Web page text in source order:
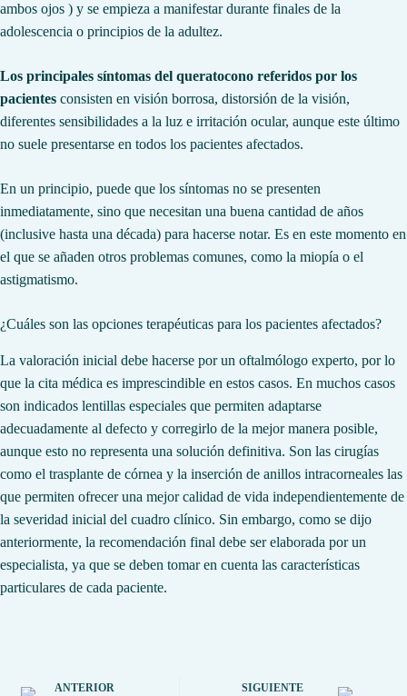
ambos ojos ) y se empieza a manifestar durante finales de la
adolescencia o principios de la adultez.
Los principales síntomas del queratocono referidos por los
pacientes consisten en visión borrosa, distorsión de la visión,
diferentes sensibilidades a la luz e irritación ocular, aunque este último
no suele presentarse en todos los pacientes afectados.
En un principio, puede que los síntomas no se presenten
inmediatamente, sino que necesitan una buena cantidad de años
(inclusive hasta una década) para hacerse notar. Es en este momento en
el que se añaden otros problemas comunes, como la miopía o el
astigmatismo.
¿Cuáles son las opciones terapéuticas para los pacientes afectados?
La valoración inicial debe hacerse por un oftalmólogo experto, por lo
que la cita médica es imprescindible en estos casos. En muchos casos
son indicados lentillas especiales que permiten adaptarse
adecuadamente al defecto y corregirlo de la mejor manera posible,
aunque esto no representa una solución definitiva. Son las cirugías
como el trasplante de córnea y la inserción de anillos intracorneales las
que permiten ofrecer una mejor calidad de vida independientemente de
la severidad inicial del cuadro clínico. Sin embargo, como se dijo
anteriormente, la recomendación final debe ser elaborada por un
especialista, ya que se deben tomar en cuenta las características
particulares de cada paciente.
ANTERIOR SIGUIENTE